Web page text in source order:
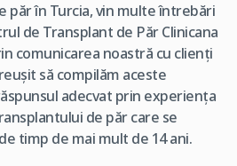
păr în Turcia, vin multe întrebări
de Transplant de Păr Clinicana
comunicarea noastră cu clienți
să compilăm aceste
adecvat prin experiența
de păr care se
timp de mai mult de 14 ani.